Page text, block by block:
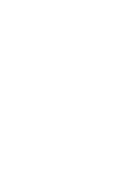
นดับ1 การโพสต์ข
ด ไม่มีค่านายหน้า